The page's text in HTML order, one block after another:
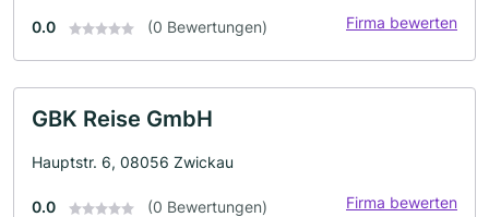
0.0 (0 Bewertungen) Firma bewerten
GBK Reise GmbH
Hauptstr. 6, 08056 Zwickau
0.0 (0 Bewertungen) Firma bewerten